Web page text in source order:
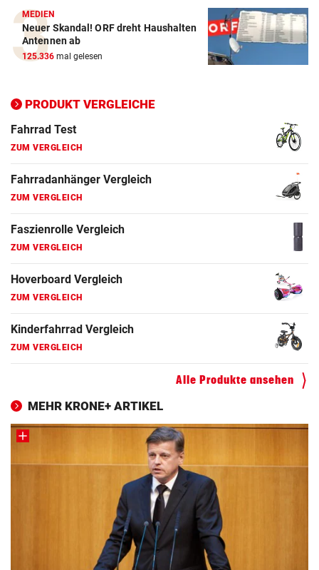
MEDIEN
Neuer Skandal! ORF dreht Haushalten
Antennen ab
125.336 mal gelesen
PRODUKT VERGLEICHE
ZUM VERGLEICH
Crosstrainer Vergleich
ZUM VERGLEICH
E-Bike Vergleich
ZUM VERGLEICH
Elektro-Scooter Vergleich
ZUM VERGLEICH
Ergometer Vergleich
ZUM VERGLEICH
Fahrrad Test
ZUM VERGLEICH
ZUM VERGLEICH
Faszienrolle Vergleich
Kinderfahrrad Vergleich
Alle Produkte ansehen
MEHR KRONE+ ARTIKEL